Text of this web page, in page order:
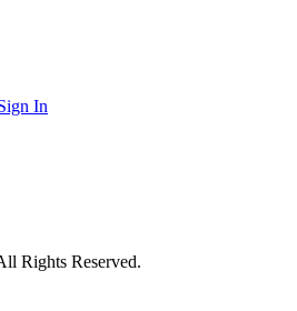
In
Rights Reserved.